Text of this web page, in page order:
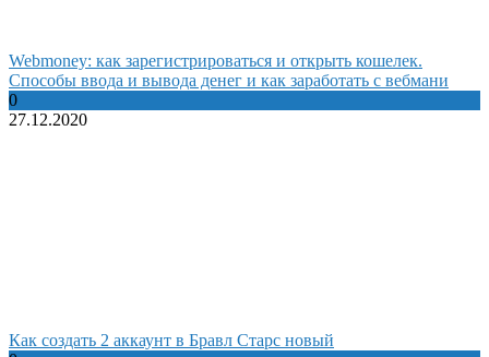
Webmoney: как зарегистрироваться и открыть кошелек.
Способы ввода и вывода денег и как заработать с вебмани
0
27.12.2020
Как создать 2 аккаунт в Бравл Старс новый